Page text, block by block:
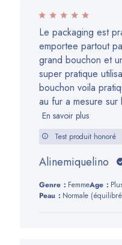
Le packaging est
emportee partout
grand bouchon et
super pratique
bouchon voila
au fur a mesure
En savoir plus
Test produit honoré
Alinemiquelino
Genre: FemmeAge:
Peau:
Normale